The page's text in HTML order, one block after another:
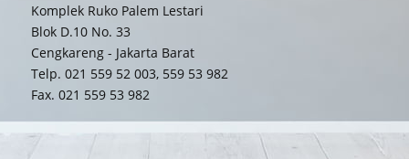
Komplek Ruko Palem Lestari
Blok D.10 No. 33
Cengkareng - Jakarta Barat
Telp. 021 559 52 003, 559 53 982
Fax. 021 559 53 982